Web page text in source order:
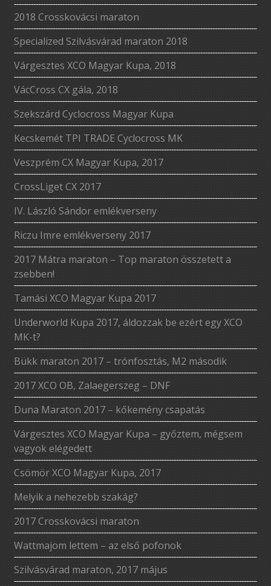
2018 Crosskovácsi maraton
Specialized Szilvásvárad maraton 2018
Várgesztes XCO Magyar Kupa, 2018
VácCross CX gála, 2018
Szekszárd Cyclocross Magyar Kupa
Kecskemét TPI TRADE Cyclocross MK
Veszprém CX Magyar Kupa, 2017
CrossLiget CX 2017
IV. László Sándor emlékverseny
Riczu Imre emlékverseny 2017
2017 Mátra maraton – Top maraton összetett a
zsebben!
Tamási XCO Magyar Kupa 2017
Underworld Kupa 2017, áldozzak be ezért egy XCO
MK-t?
Bükk maraton 2017 – trónfosztás, M2 második
2017 XCO OB, Zalaegerszeg – DNF
Duna Maraton 2017 – kőkemény csapatás
Várgesztes XCO Magyar Kupa – győztem, mégsem
vagyok elégedett
Csömör XCO Magyar Kupa, 2017
Melyik a nehezebb szakág?
2017 Crosskovácsi maraton
Wattmajom lettem – az első pofonok
Szilvásvárad maraton, 2017 május